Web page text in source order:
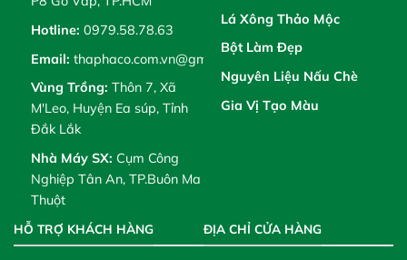
Hotline: 0979.58.78.63
Email: thaphaco.com.vn@gmail.com
Vùng Trồng: Thôn 7, Xã
M'Leo, Huyện Ea súp, Tỉnh
Đắk Lắk
Nhà Máy SX: Cụm Công
Nghiệp Tân An, TP.Buôn Ma
Thuột
Lá Xông Thảo Mộc
Bột Làm Đẹp
Nguyên Liệu Nấu Chè
Gia Vị Tạo Màu
HỖ TRỢ KHÁCH HÀNG ĐỊA CHỈ CỬA HÀNG